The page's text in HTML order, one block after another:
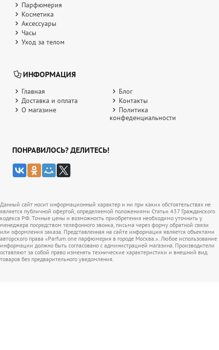
Парфюмерия
Косметика
Аксессуары
Часы
Уход за телом
ИНФОРМАЦИЯ
Главная
Блог
Доставка и оплата
Контакты
О магазине
Политика
конфеденциальности
ПОНРАВИЛОСЬ? ДЕЛИТЕСЬ!
Данный сайт носит информационный характер и ни при каких обстоятельствах не
является публичной офертой, определяемой положениями Статьи 437 Гражданского
кодекса РФ. Точные цены и возможность приобретения необходимо уточнить у
менеджера посредством телефонного звонка, письма через форму обратной связи
или оформления заказа. Представленная на сайте информация является объектами
авторского права «Parfum.one парфюмерия в городе Москва.». Любое использование
информации должно быть согласовано с администрацией магазина. Производители
оставляют за собой право изменять технические характеристики и внешний вид
товаров без предварительного уведомления.